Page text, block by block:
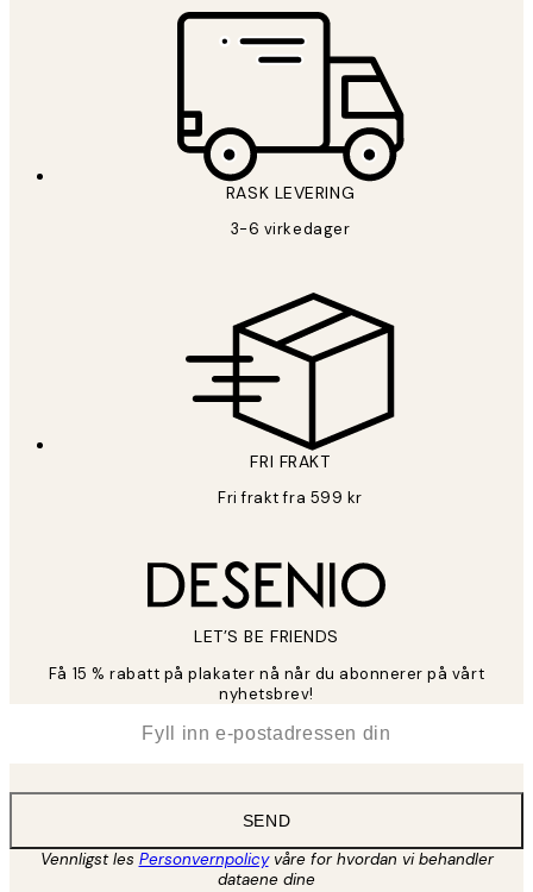
RASK LEVERING
3-6 virkedager
FRI FRAKT
Fri frakt fra 599 kr
LET’S BE FRIENDS
Få 15 % rabatt på plakater nå når du abonnerer på vårt
nyhetsbrev!
SEND
Vennligst les Personvernpolicyvåre for hvordan vi behandler
dataene dine